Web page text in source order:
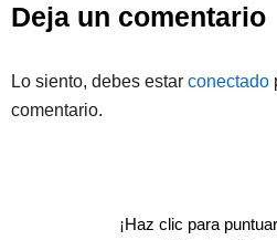
Deja un comentario
Lo siento, debes estar conectado
comentario.
¡Haz clic para